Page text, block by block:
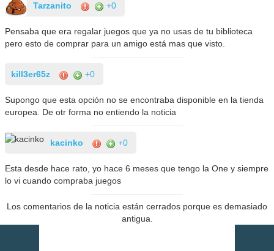
Tarzanito +0
Pensaba que era regalar juegos que ya no usas de tu biblioteca
pero esto de comprar para un amigo está mas que visto.
kill3er65z +0
Supongo que esta opción no se encontraba disponible en la tienda
europea. De otr forma no entiendo la noticia
kacinko +0
Esta desde hace rato, yo hace 6 meses que tengo la One y siempre
lo vi cuando compraba juegos
Los comentarios de la noticia están cerrados porque es demasiado
antigua.